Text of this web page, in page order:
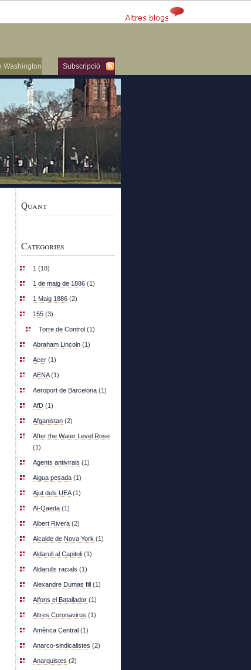
Subscripció
Washington
Quant
Categories
1 (18)
1 de maig de 1886 (1)
1 Maig 1886 (2)
155 (3)
Torre de Control (1)
Abraham Lincoln (1)
Acer (1)
AENA(1)
Aeroport de Barcelona (1)
AfD (1)
Afganistan (2)
After the Water Level Rose
(1)
Agents antivirals (1)
Aigua pesada (1)
Ajut dels UEA(1)
Al-Qaeda (1)
Albert Rivera (2)
Alcalde de Nova York (1)
Aldarull al Capitoli (1)
Aldarulls racials (1)
Alexandre Dumas fill (1)
Alfons el Batallador (1)
Altres Coronavirus (1)
Amèrica Central (1)
Anarco-sindicalistes (2)
Anarquistes (2)